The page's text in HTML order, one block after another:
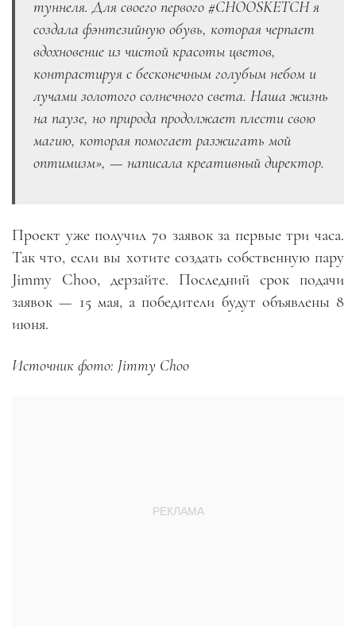
туннеля. Для своего первого #CHOOSKETCH я
создала фэнтезийную обувь, которая черпает
вдохновение из чистой красоты цветов,
контрастируя с бесконечным голубым небом и
лучами золотого солнечного света. Наша жизнь
на паузе, но природа продолжает плести свою
магию, которая помогает разжигать мой
оптимизм», — написала креативный директор.
Проект уже получил 70 заявок за первые три часа.
Так что, если вы хотите создать собственную пару
Jimmy Choo, дерзайте. Последний срок подачи
заявок — 15 мая, а победители будут объявлены 8
июня.
Источник фото: Jimmy Choo